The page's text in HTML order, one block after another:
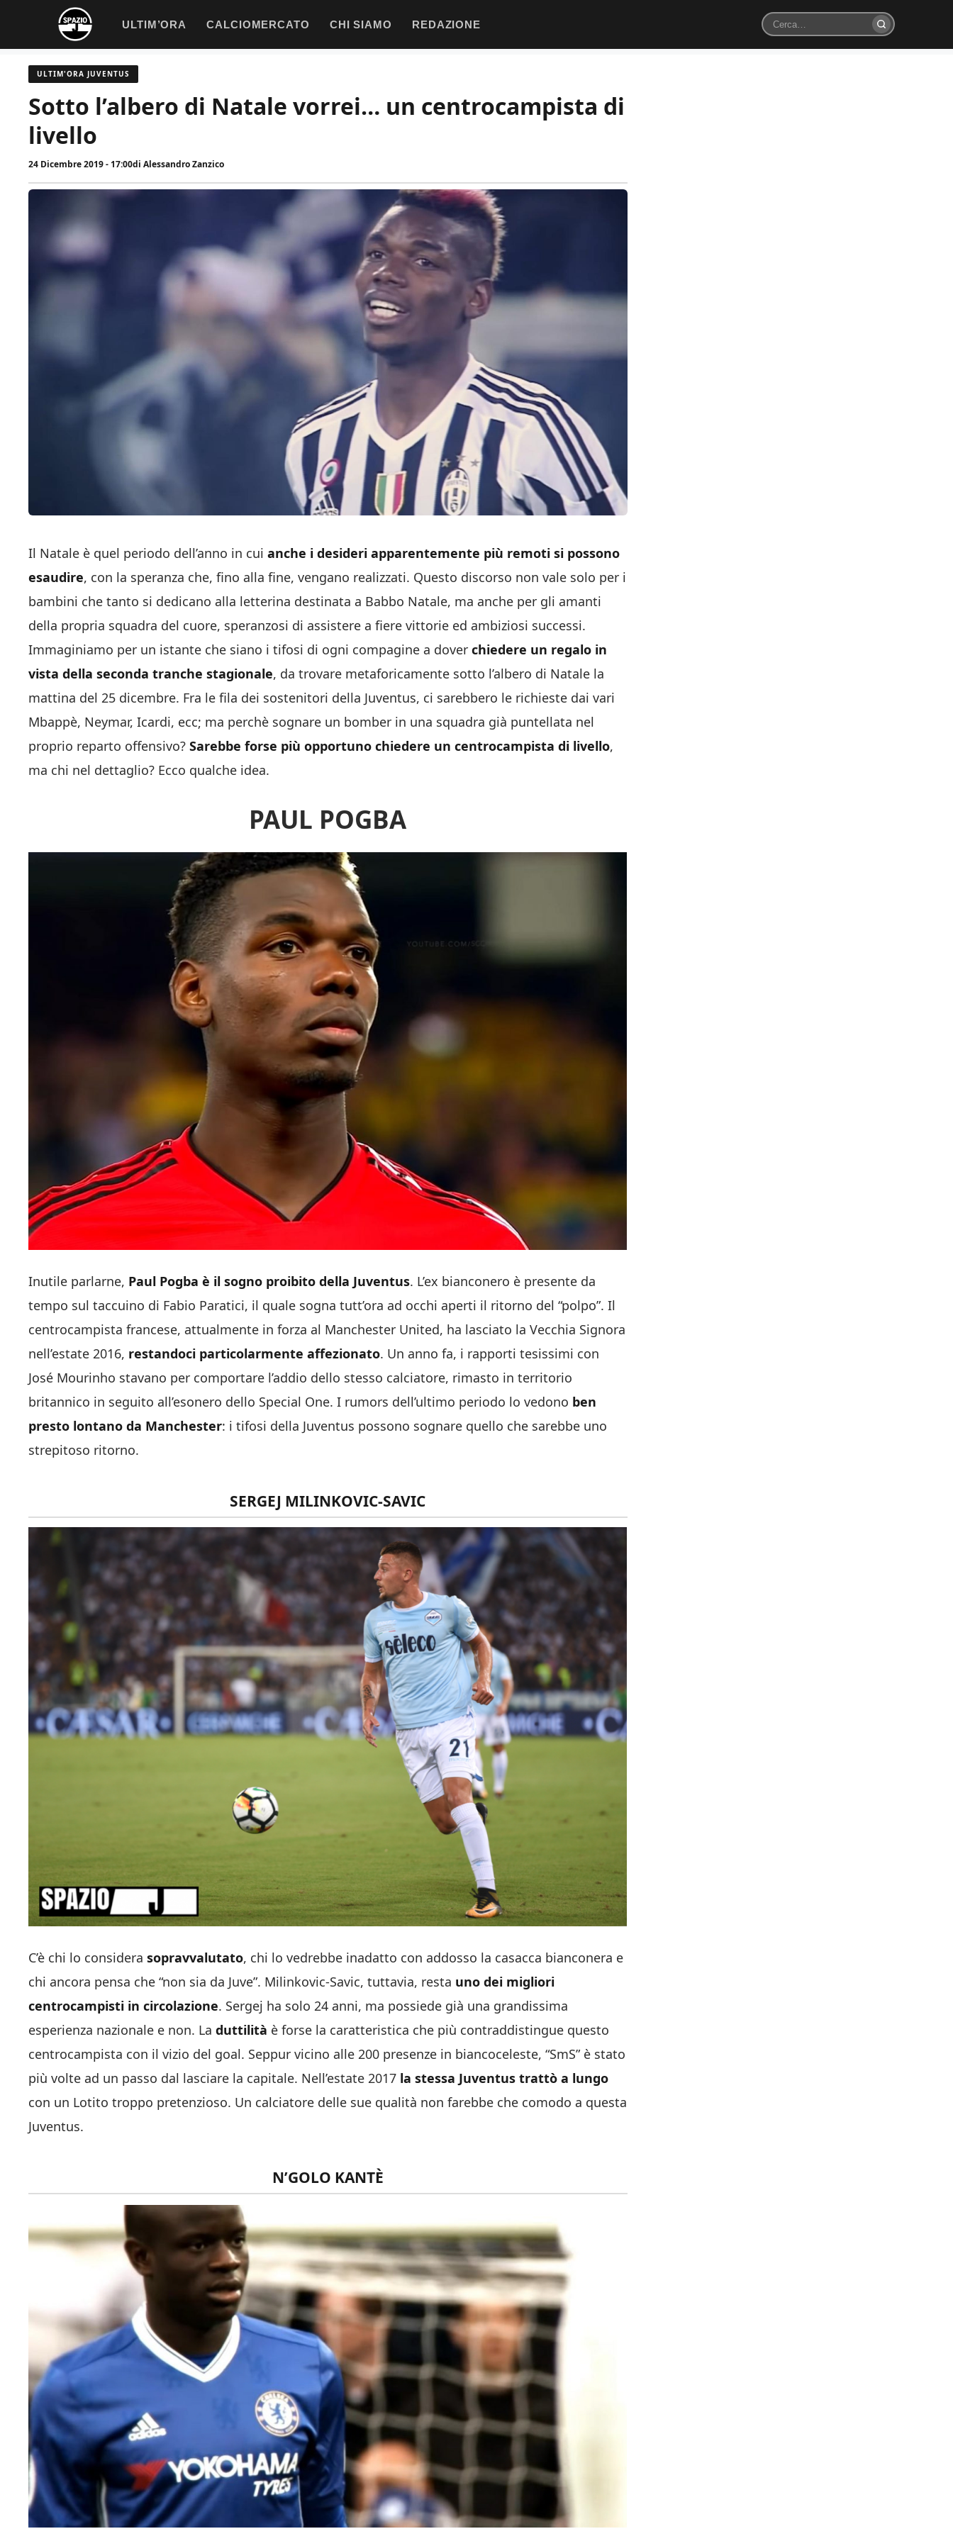
contenuto
ULTIM’ORA CALCIOMERCATO CHI SIAMO REDAZIONE
Cerca
ULTIM'ORA JUVENTUS
Sotto l’albero di Natale vorrei… un centrocampista di
livello
24 Dicembre 2019 - 17:00di Alessandro Zanzico
Il Natale è quel periodo dell’anno in cui anche i desideri apparentemente più remoti si possono
esaudire, con la speranza che, fino alla fine, vengano realizzati. Questo discorso non vale solo per i
bambini che tanto si dedicano alla letterina destinata a Babbo Natale, ma anche per gli amanti
della propria squadra del cuore, speranzosi di assistere a fiere vittorie ed ambiziosi successi.
Immaginiamo per un istante che siano i tifosi di ogni compagine a dover chiedere un regalo in
vista della seconda tranche stagionale, da trovare metaforicamente sotto l’albero di Natale la
mattina del 25 dicembre. Fra le fila dei sostenitori della Juventus, ci sarebbero le richieste dai vari
Mbappè, Neymar, Icardi, ecc; ma perchè sognare un bomber in una squadra già puntellata nel
proprio reparto offensivo? Sarebbe forse più opportuno chiedere un centrocampista di livello,
ma chi nel dettaglio? Ecco qualche idea.
PAUL POGBA
Inutile parlarne, Paul Pogba è il sogno proibito della Juventus. L’ex bianconero è presente da
tempo sul taccuino di Fabio Paratici, il quale sogna tutt’ora ad occhi aperti il ritorno del “polpo”. Il
centrocampista francese, attualmente in forza al Manchester United, ha lasciato la Vecchia Signora
nell’estate 2016, restandoci particolarmente affezionato. Un anno fa, i rapporti tesissimi con
José Mourinho stavano per comportare l’addio dello stesso calciatore, rimasto in territorio
britannico in seguito all’esonero dello Special One. I rumors dell’ultimo periodo lo vedono ben
presto lontano da Manchester: i tifosi della Juventus possono sognare quello che sarebbe uno
strepitoso ritorno.
SERGEJ MILINKOVIC-SAVIC
C’è chi lo considera sopravvalutato, chi lo vedrebbe inadatto con addosso la casacca bianconera e
chi ancora pensa che “non sia da Juve”. Milinkovic-Savic, tuttavia, resta uno dei migliori
centrocampisti in circolazione. Sergej ha solo 24 anni, ma possiede già una grandissima
esperienza nazionale e non. La duttilità è forse la caratteristica che più contraddistingue questo
centrocampista con il vizio del goal. Seppur vicino alle 200 presenze in biancoceleste, “SmS” è stato
più volte ad un passo dal lasciare la capitale. Nell’estate 2017 la stessa Juventus trattò a lungo
con un Lotito troppo pretenzioso. Un calciatore delle sue qualità non farebbe che comodo a questa
Juventus.
N’GOLO KANTÈ